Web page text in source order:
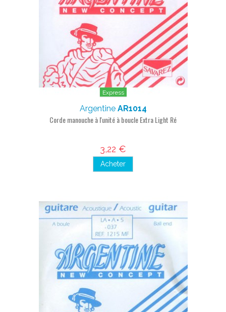
Express
Argentine AR1014
Corde manouche à l'unité à boucle Extra Light Ré
3,22 €
Acheter